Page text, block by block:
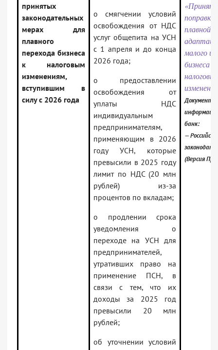
принятых
законодательных
мерах для
плавного
перехода бизнеса
к налоговым
изменениям,
вступившим в
силу с 2026 года
о смягчении условий
освобождения от НДС
услуг общепита на УСН
с 1 апреля и до конца
2026 года;
о предоставлении
освобождения от
уплаты НДС
индивидуальным
предпринимателям,
применяющим в 2026
году УСН, которые
превысили в 2025 году
лимит по НДС (20 млн
рублей) из-за
процентов по вкладам;
о продлении срока
уведомления о
переходе на УСН для
предпринимателей,
утративших право на
применение ПСН, в
связи с тем, что их
доходы за 2025 год
превысили 20 млн
рублей;
об уточнении условий
поправки
плавной
малого и
бизнеса к
Документ
банк:
—
(Версия